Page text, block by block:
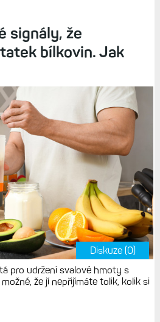
signály, že
bílkovin. Jak
Diskuze (0)
pro udržení svalové hmoty s
že jí nepřijímáte tolik, kolik si